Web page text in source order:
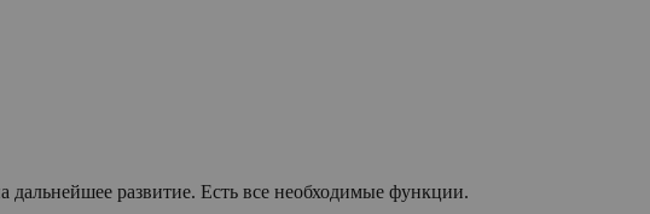
дальнейшее развитие. Есть все необходимые функции.